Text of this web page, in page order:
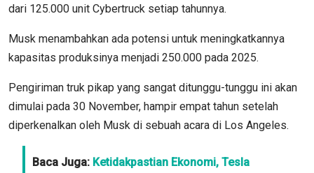
dari 125.000 unit Cybertruck setiap tahunnya.
Musk menambahkan ada potensi untuk meningkatkannya
kapasitas produksinya menjadi 250.000 pada 2025.
Pengiriman truk pikap yang sangat ditunggu-tunggu ini akan
dimulai pada 30 November, hampir empat tahun setelah
diperkenalkan oleh Musk di sebuah acara di Los Angeles.
Baca Juga: Ketidakpastian Ekonomi, Tesla